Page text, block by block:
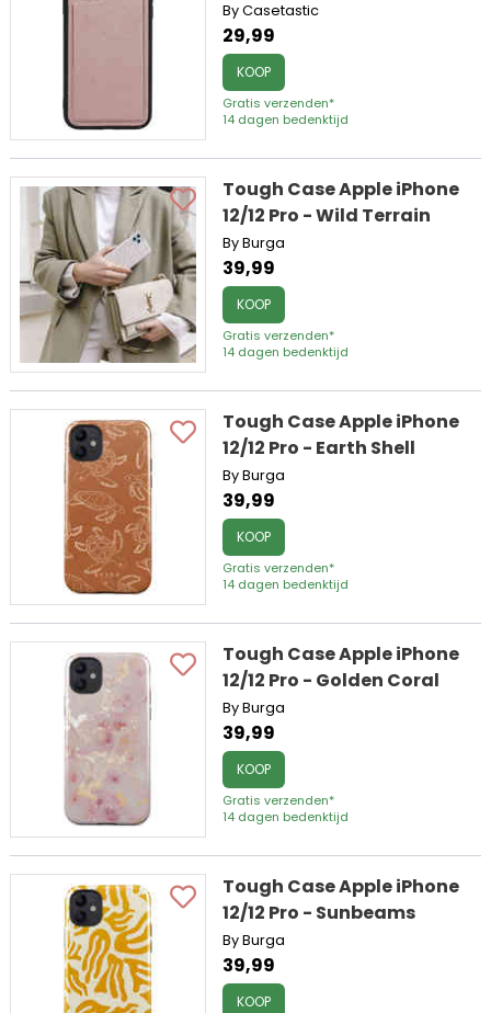
By Casetastic
29,99
KOOP
Gratis verzenden*
14 dagen bedenktijd
Tough Case Apple iPhone
12/12 Pro - Wild Terrain
By Burga
39,99
KOOP
Gratis verzenden*
14 dagen bedenktijd
Tough Case Apple iPhone
12/12 Pro - Earth Shell
By Burga
39,99
KOOP
Gratis verzenden*
14 dagen bedenktijd
Tough Case Apple iPhone
12/12 Pro - Golden Coral
By Burga
39,99
KOOP
Gratis verzenden*
14 dagen bedenktijd
Tough Case Apple iPhone
12/12 Pro - Sunbeams
By Burga
39,99
KOOP